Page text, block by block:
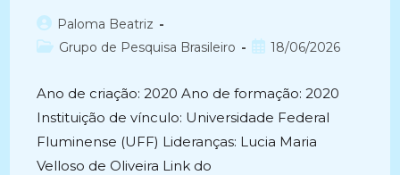
Autor
do
Paloma Beatriz
Categoria
Grupo de Pesquisa Brasileiro
Post18/06/2026
Ano de criação: 2020 Ano de formação: 2020
Instituição de vínculo: Universidade Federal
Fluminense (UFF) Lideranças: Lucia Maria
Velloso de Oliveira Link do